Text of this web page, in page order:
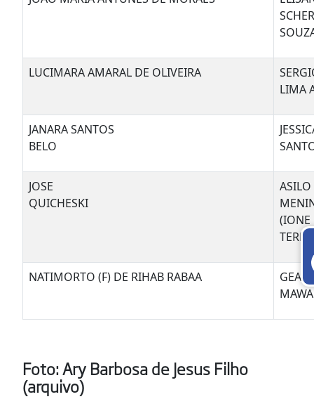
LUCIMARA AMARAL DE OLIVEIRA
LIMA
JANARA SANTOS
BELO
JOSE
QUICHESKI
ASILO
(IONE
NATIMORTO (F) DE RIHAB RABAA
Foto: Ary Barbosa de Jesus Filho
(arquivo)